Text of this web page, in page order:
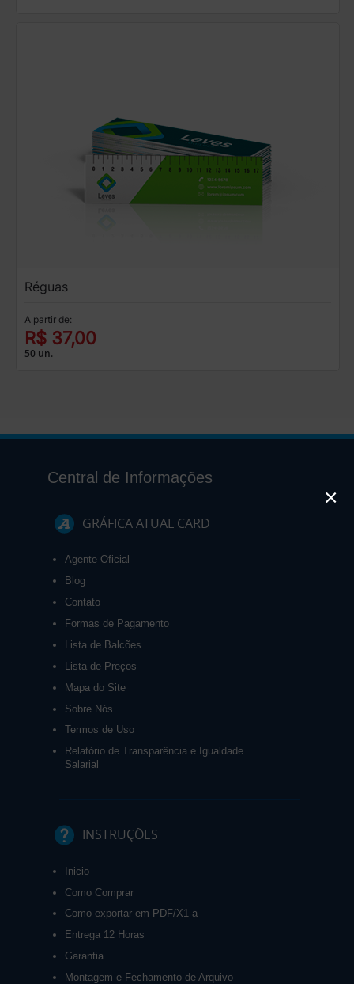
Réguas
A partir de:
R$ 37,00
50 un.
Central de Informações
GRÁFICA ATUAL CARD
Agente Oficial
Blog
Contato
Formas de Pagamento
Lista de Balcões
Lista de Preços
Mapa do Site
Sobre Nós
Termos de Uso
Relatório de Transparência e Igualdade
Salarial
INSTRUÇÕES
Inicio
Como Comprar
Como exportar em PDF/X1-a
Entrega 12 Horas
Garantia
Montagem e Fechamento de Arquivo
×